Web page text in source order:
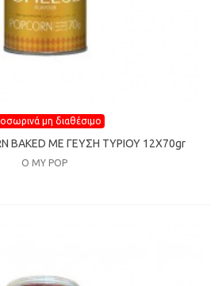
μη διαθέσιμο
BAKED ΜΕ ΓΕΥΣΗ ΤΥΡΙΟΥ 12Χ70gr
O MY POP